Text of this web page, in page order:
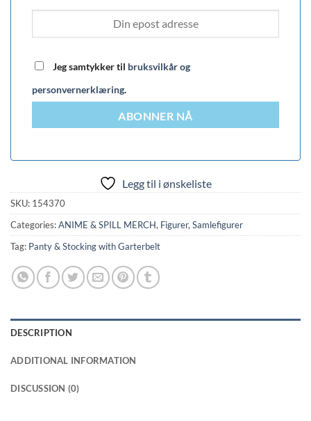
Jeg samtykker til bruksvilkår og
personvernerklæring.
ABONNER NÅ
Legg til i ønskeliste
SKU: 154370
Categories:ANIME & SPILL MERCH, Figurer, Samlefigurer
Tag: Panty & Stocking with Garterbelt
DESCRIPTION
ADDITIONAL INFORMATION
DISCUSSION (0)